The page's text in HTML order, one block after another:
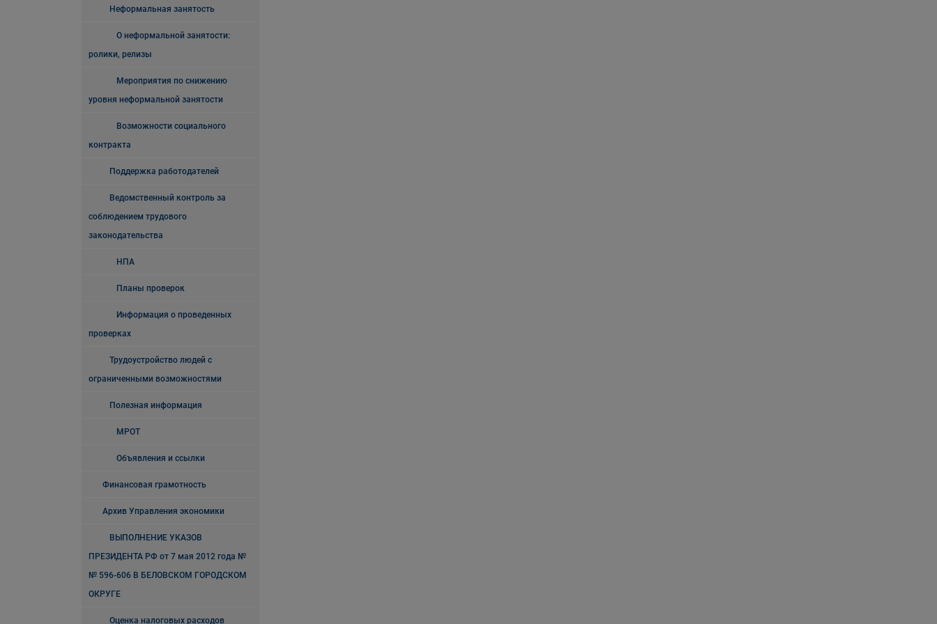
Неформальная занятость
О неформальной занятости:
ролики, релизы
Мероприятия по снижению
уровня неформальной занятости
Возможности социального
контракта
Поддержка работодателей
Ведомственный контроль за
соблюдением трудового
законодательства
НПА
Планы проверок
Информация о проведенных
проверках
Трудоустройство людей с
ограниченными возможностями
Полезная информация
МРОТ
Объявления и ссылки
Финансовая грамотность
Архив Управления экономики
ВЫПОЛНЕНИЕ УКАЗОВ
ПРЕЗИДЕНТА РФ от 7 мая 2012 года №
№ 596-606 В БЕЛОВСКОМ ГОРОДСКОМ
ОКРУГЕ
Оценка налоговых расходов